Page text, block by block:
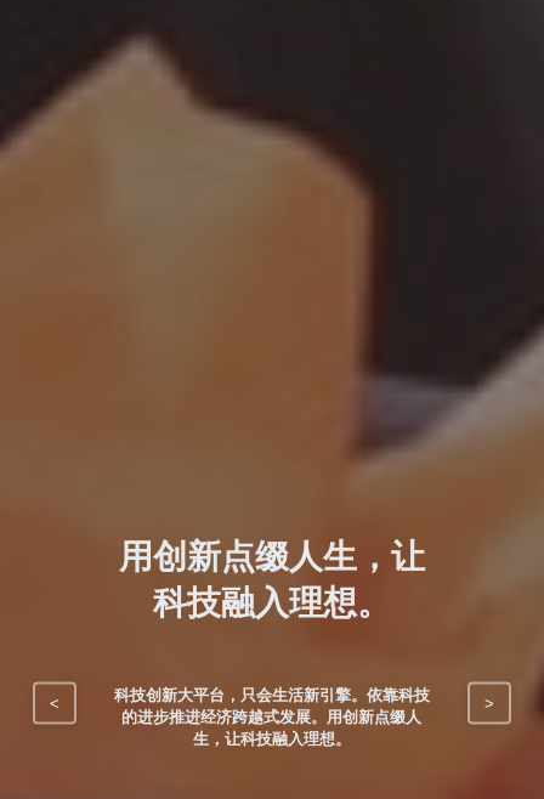
用创新点缀人生，让
科技融入理想。
科技创新大平台，只会生活新引擎。依靠科技
的进步推进经济跨越式发展。用创新点缀人
生，让科技融入理想。
< >